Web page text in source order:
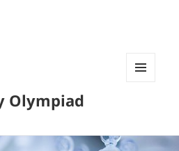
Olympiad